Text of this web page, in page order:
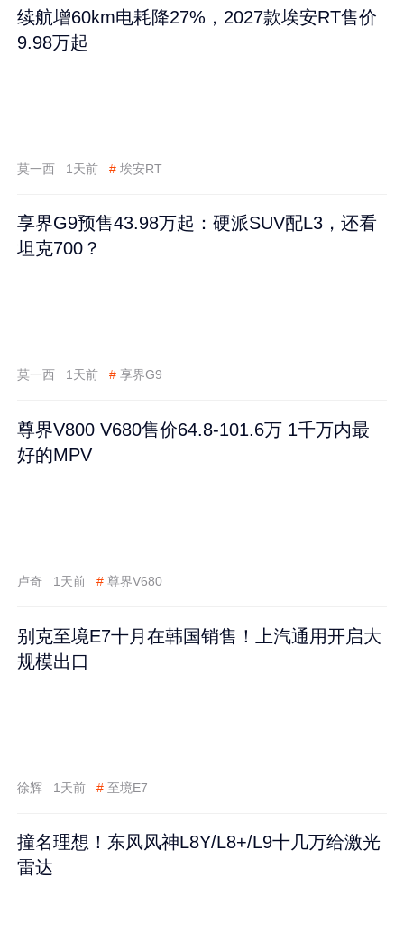
续航增60km电耗降27%，2027款埃安RT售价
9.98万起
莫一西 1天前 # 埃安RT
享界G9预售43.98万起：硬派SUV配L3，还看
坦克700？
莫一西 1天前 # 享界G9
尊界V800 V680售价64.8-101.6万 1千万内最
好的MPV
卢奇 1天前 # 尊界V680
别克至境E7十月在韩国销售！上汽通用开启大
规模出口
徐辉 1天前 # 至境E7
撞名理想！东风风神L8Y/L8+/L9十几万给激光
雷达